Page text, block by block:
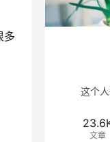
多
这个
文章